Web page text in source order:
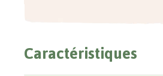
Caractéristiques